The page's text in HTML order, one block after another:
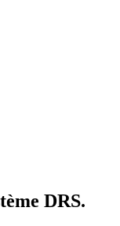
DRS.